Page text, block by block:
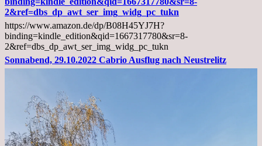
und
Diagnose
Lebermetastasen
2&ref=dbs_dp_awt_ser_img_widg_pc_tukn
https://www.amazon.de/dp/B08H45YJ7H?
binding=kindle_edition&qid=1667317780&sr=8-
2&ref=dbs_dp_awt_ser_img_widg_pc_tukn
Sonnabend, 29.10.2022 Cabrio Ausflug nach Neustrelitz